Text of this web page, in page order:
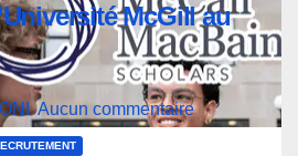
McGill au
Aucun commentaire